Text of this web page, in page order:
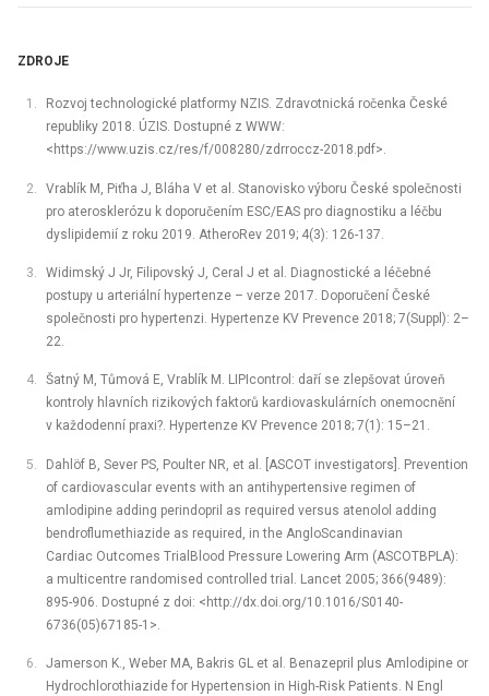
ZDROJE
Rozvoj technologické platformy NZIS. Zdravotnická ročenka České
republiky 2018. ÚZIS. Dostupné z WWW:
<https://www.uzis.cz/res/f/008280/zdrroccz-2018.pdf>.
Vrablík M, Piťha J, Bláha V et al. Stanovisko výboru České společnosti
pro aterosklerózu k doporučením ESC/EAS pro diagnostiku a léčbu
dyslipidemií z roku 2019. AtheroRev 2019; 4(3): 126-137.
Widimský J Jr, Filipovský J, Ceral J et al. Diagnostické a léčebné
postupy u arteriální hypertenze –⁠ verze 2017. Doporučení České
společnosti pro hypertenzi. Hypertenze KV Prevence 2018; 7(Suppl): 2–
22.
Šatný M, Tůmová E, Vrablík M. LIPIcontrol: daří se zlepšovat úroveň
kontroly hlavních rizikových faktorů kardiovaskulárních onemocnění
v každodenní praxi?. Hypertenze KV Prevence 2018; 7(1): 15–21.
Dahlöf B, Sever PS, Poulter NR, et al. [ASCOT investigators]. Prevention
of cardiovascular events with an antihypertensive regimen of
amlodipine adding perindopril as required versus atenolol adding
bendroflumethiazide as required, in the AngloScandinavian
Cardiac Outcomes TrialBlood Pressure Lowering Arm (ASCOTBPLA):
a multicentre randomised controlled trial. Lancet 2005; 366(9489):
895-906. Dostupné z doi: <http://dx.doi.org/10.1016/S0140-
6736(05)67185-1>.
Jamerson K., Weber MA, Bakris GL et al. Benazepril plus Amlodipine or
Hydrochlorothiazide for Hypertension in High-Risk Patients. N Engl